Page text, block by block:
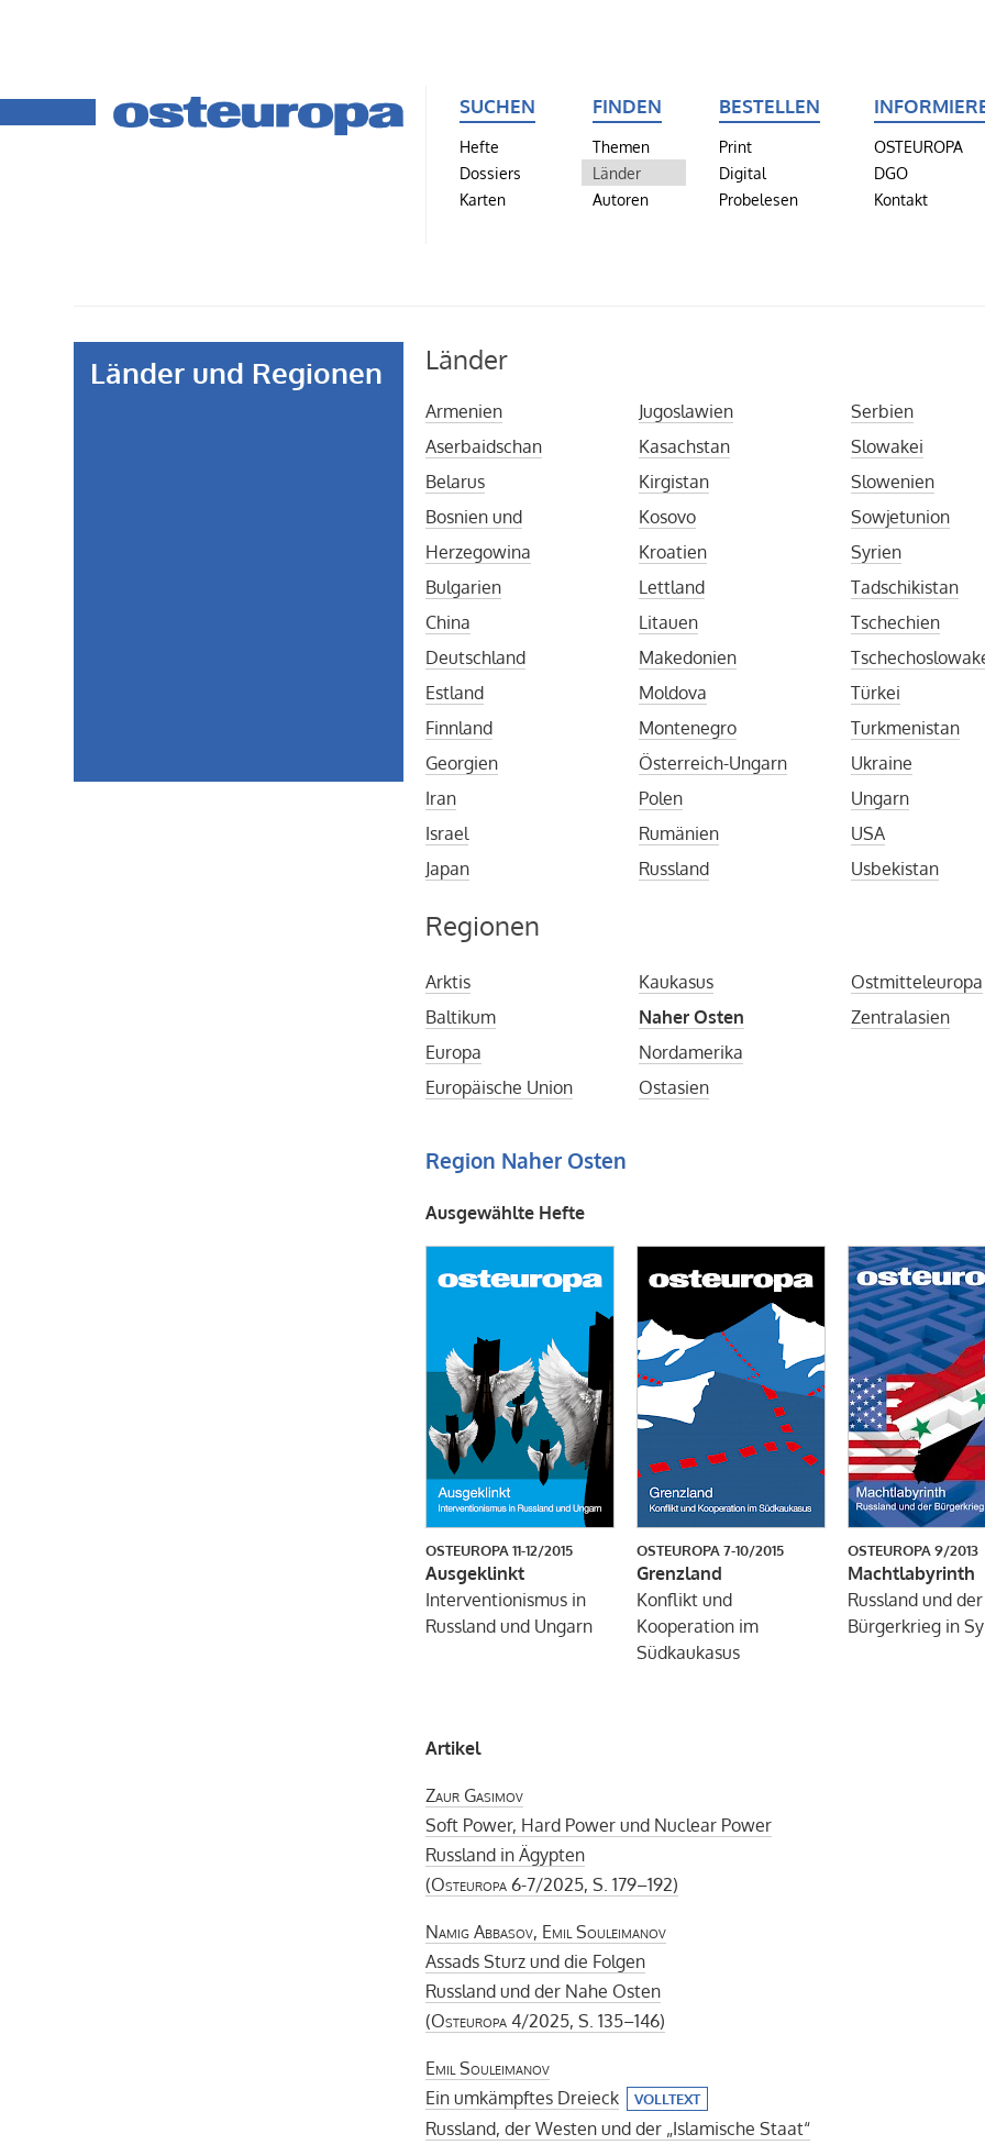
SUCHEN
Hefte
Dossiers
Karten
FINDEN
Themen
Länder
Autoren
BESTELLEN
Print
Digital
Probelesen
OSTEUROPA
DGO
Kontakt
Länder und Regionen Länder
Armenien
Aserbaidschan
Belarus
Bosnien und
Herzegowina
Bulgarien
China
Deutschland
Estland
Finnland
Georgien
Iran
Israel
Japan
Jugoslawien
Kasachstan
Kirgistan
Kosovo
Kroatien
Lettland
Litauen
Makedonien
Moldova
Montenegro
Österreich-Ungarn
Polen
Rumänien
Russland
Serbien
Slowakei
Slowenien
Sowjetunion
Syrien
Tadschikistan
Tschechien
Türkei
Turkmenistan
Ukraine
Ungarn
USA
Usbekistan
Regionen
Arktis
Baltikum
Europa
Europäische Union
Kaukasus
Naher Osten
Nordamerika
Ostasien
Ostmitteleuropa
Zentralasien
Region Naher Osten
Ausgewählte Hefte
OSTEUROPA 11-12/2015
Ausgeklinkt
Interventionismus in
Russland und Ungarn
OSTEUROPA 7-10/2015
Grenzland
Konflikt und
Kooperation im
Südkaukasus
OSTEUROPA 9/2013
Machtlabyrinth
Russland und der
Bürgerkrieg in
Artikel
Zaur Gasimov
Soft Power, Hard Power und Nuclear Power
Russland in Ägypten
(Osteuropa 6-7/2025, S. 179–192)
Namig Abbasov, Emil Souleimanov
Assads Sturz und die Folgen
Russland und der Nahe Osten
(Osteuropa 4/2025, S. 135–146)
Emil Souleimanov
Ein umkämpftes Dreieck
VOLLTEXT
Russland, der Westen und der „Islamische Staat“